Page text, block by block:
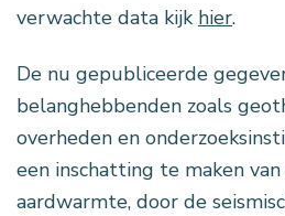
verwachte data kijk hier.
De nu gepubliceerde
belanghebbenden zoals
overheden en
een inschatting te maken
aardwarmte, door de